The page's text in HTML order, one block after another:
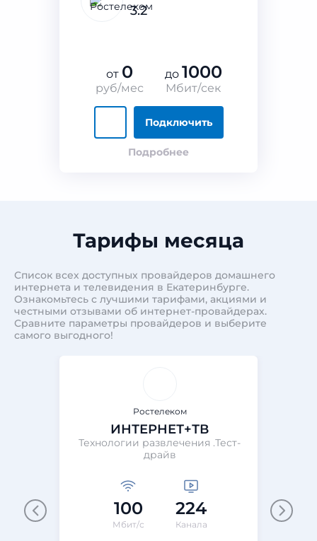
3.2
от 0
руб/мес
до 1000
Мбит/сек
Подключить
Подробнее
Тарифы месяца
Список всех доступных провайдеров домашнего
интернета и телевидения в Екатеринбурге.
Ознакомьтесь с лучшими тарифами, акциями и
честными отзывами об интернет-провайдерах.
Сравните параметры провайдеров и выберите
самого выгодного!
Ростелеком
ИНТЕРНЕТ+ТВ
Технологии развлечения .Тест-
драйв
100
Мбит/с
224
Канала